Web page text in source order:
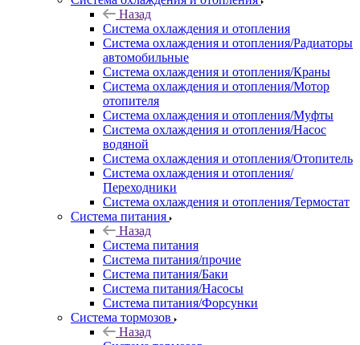
Назад
Система охлаждения и отопления
Система охлаждения и отопления/Радиаторы
автомобильные
Система охлаждения и отопления/Краны
Система охлаждения и отопления/Мотор
отопителя
Система охлаждения и отопления/Муфты
Система охлаждения и отопления/Насос
водяной
Система охлаждения и отопления/Отопитель
Система охлаждения и отопления/
Переходники
Система охлаждения и отопления/Термостат
Система питания
Назад
Система питания
Система питания/прочие
Система питания/Баки
Система питания/Насосы
Система питания/Форсунки
Система тормозов
Назад